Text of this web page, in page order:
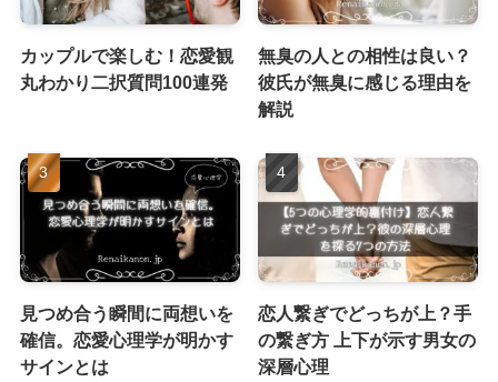
カップルで楽しむ！恋愛観
丸わかり二択質問100連発
無臭の人との相性は良い？
彼氏が無臭に感じる理由を
解説
見つめ合う瞬間に両想いを
確信。恋愛心理学が明かす
サインとは
恋人繋ぎでどっちが上？手
の繋ぎ方 上下が示す男女の
深層心理